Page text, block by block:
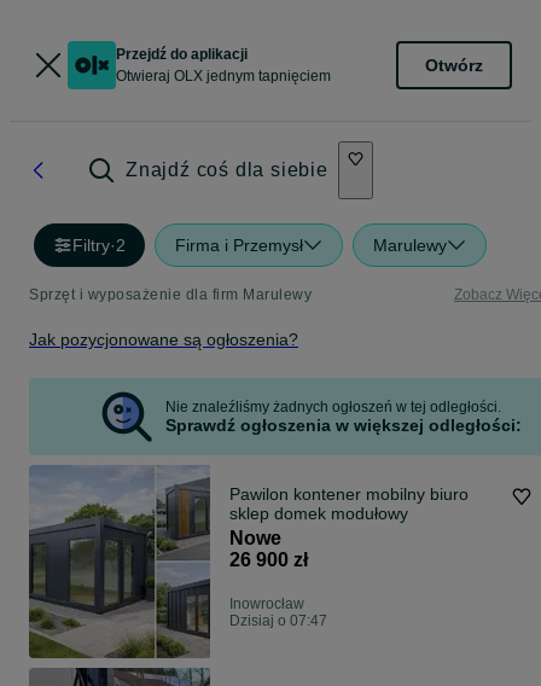
Przejdź do aplikacji
Otwieraj OLX jednym tapnięciem
Otwórz
Znajdź coś dla siebie
Filtry·2 Firma i Przemysł Marulewy
Sprzęt i wyposażenie dla firm Marulewy Zobacz
Jak pozycjonowane są ogłoszenia?
Nie znaleźliśmy żadnych ogłoszeń w tej odległości.
Sprawdź ogłoszenia w większej odległości:
Pawilon kontener mobilny biuro
sklep domek modułowy
Nowe
26 900 zł
Inowrocław
Dzisiaj o 07:47